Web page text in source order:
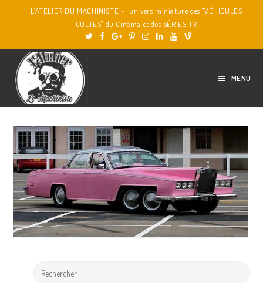
L'ATELIER DU MACHINISTE - l'univers miniature des "VÉHICULES
CULTES" du Cinéma et des SÉRIES TV
MENU